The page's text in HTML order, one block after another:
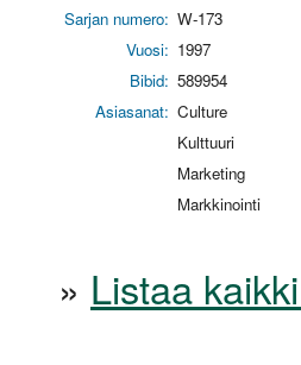
Sarjan numero: W-173
Vuosi: 1997
Bibid: 589954
Asiasanat: Culture
Kulttuuri
Marketing
Markkinointi
» Listaa